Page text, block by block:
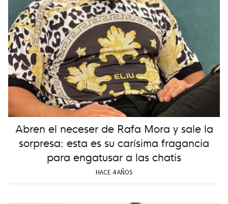
Abren el neceser de Rafa Mora y sale la
sorpresa: esta es su carísima fragancia
para engatusar a las chatis
HACE 4 AÑOS